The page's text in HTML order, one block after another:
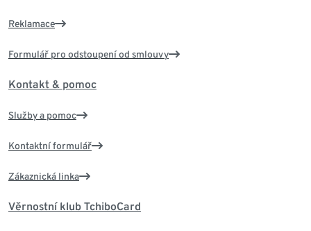
Reklamace
Formulář pro odstoupení od smlouvy
Kontakt & pomoc
Služby a pomoc
Kontaktní formulář
Zákaznická linka
Věrnostní klub TchiboCard